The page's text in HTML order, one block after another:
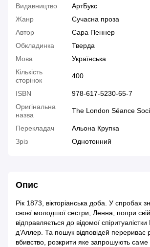
Видавництво
АртБукс
Жанр
Сучасна проза
Автор
Сара Пеннер
Обкладинка
Тверда
Мова
Українська
Кількість
сторінок
400
ISBN
978-617-5230-65-7
Оригінальна
назва
The London Séance
Перекладач
Альона Крупка
Зріз
Однотонний
Опис
Рік 1873, вікторіанська доба. У спробах
своєї молодшої сестри, Ленна, попри
відправляється до відомої
д’Аллер. Та пошук відповідей перериває
вбивство, розкрити яке запрошують саме